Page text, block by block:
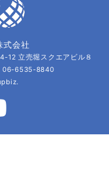
式会社
立売堀スクエアビル８
06-6535-8840